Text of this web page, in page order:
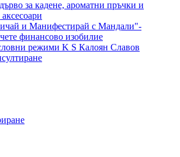
за кадене, ароматни пръчки и
и Манифестирай с Мандали"-
финансово изобилие
режими K S Калоян Славов